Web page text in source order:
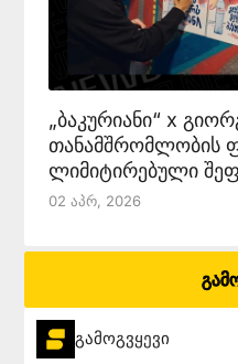
„ბაკურიანი“ x
თანამშრომლობის
ლიმიტირებული
02 Აპრ, 2026
გამოგვყევი